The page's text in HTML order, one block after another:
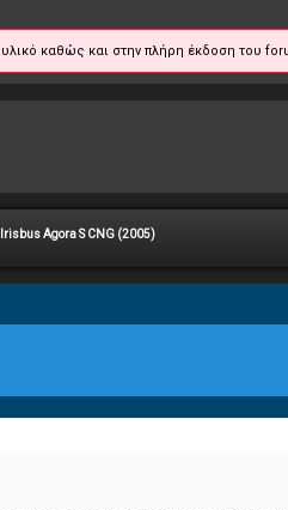
καθώς και στην πλήρη έκδοση του
Irisbus Agora S CNG (2005)